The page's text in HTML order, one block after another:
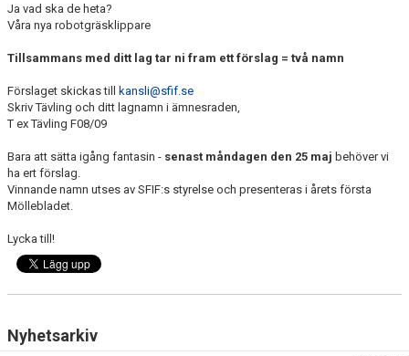
FÖRSÄKRING
PROFILPRODUKTER
BLI STÖDMEDLEM
TRÄNINGSTIPS
SFIF-HYMNEN
INFO MÖTANDE UNGDOMSLAG
Ja vad ska de heta?
Våra nya robotgräsklippare
Tillsammans med ditt lag tar ni fram ett förslag = två namn
Förslaget skickas till kansli@sfif.se
Skriv Tävling och ditt lagnamn i ämnesraden,
T ex Tävling F08/09
Bara att sätta igång fantasin - senast måndagen den 25 maj behöver vi
ha ert förslag.
Vinnande namn utses av SFIF:s styrelse och presenteras i årets första
Möllebladet.
Lycka till!
Nyhetsarkiv